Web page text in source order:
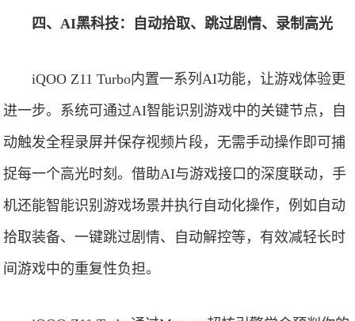
四、AI黑科技：自动拾取、跳过剧情、录制高光
iQOO Z11 Turbo内置一系列AI功能，让游戏体验更
进一步。系统可通过AI智能识别游戏中的关键节点，自
动触发全程录屏并保存视频片段，无需手动操作即可捕
捉每一个高光时刻。借助AI与游戏接口的深度联动，手
机还能智能识别游戏场景并执行自动化操作，例如自动
拾取装备、一键跳过剧情、自动解控等，有效减轻长时
间游戏中的重复性负担。